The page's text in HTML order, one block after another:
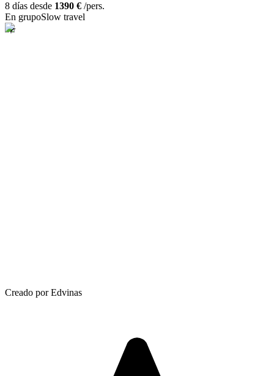
8 días desde 1390 € /pers.
En grupoSlow travel
Creado por Edvinas